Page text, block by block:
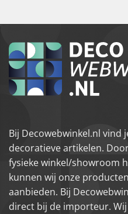
Bij Decowebwinkel.nl vind
decoratieve artikelen.
fysieke winkel/showroom
kunnen wij onze
aanbieden. Bij
direct bij de importeur.